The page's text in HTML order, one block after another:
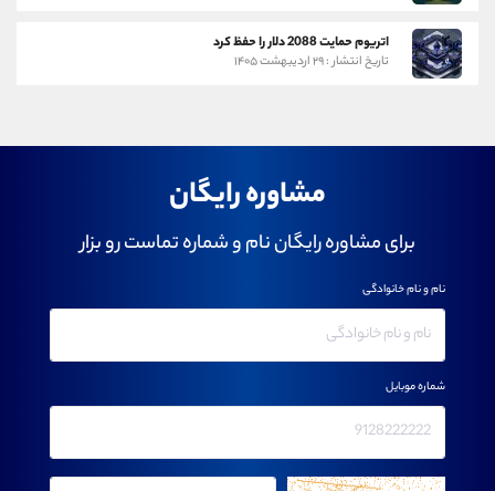
اتریوم حمایت 2088 دلار را حفظ کرد
تاریخ انتشار : ۲۹ اردیبهشت ۱۴۰۵
مشاوره رایگان
برای مشاوره رایگان نام و شماره تماست رو بزار
نام و نام خانوادگی
شماره موبایل